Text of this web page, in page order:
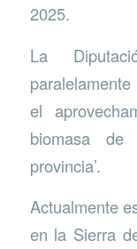
2025.
La
el
biomasa
provincia’.
Actualmente
en la Sierra